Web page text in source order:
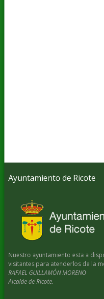
Ayuntamiento de Ricote
Nuestro ayuntamiento esta a
visitantes para atenderlos de la
RAFAEL GUILLAMÓN MORENO
Alcalde de Ricote.